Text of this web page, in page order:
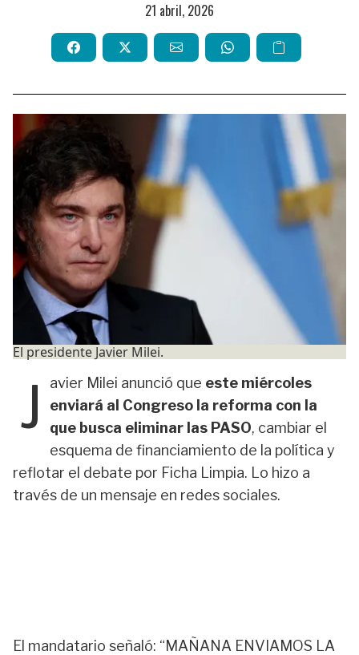
21 abril, 2026
El presidente Javier Milei.
J avier Milei anunció que este miércoles
enviará al Congreso la reforma con la
que busca eliminar las PASO, cambiar el
esquema de financiamiento de la política y
reflotar el debate por Ficha Limpia. Lo hizo a
través de un mensaje en redes sociales.
El mandatario señaló: “MAÑANA ENVIAMOS LA